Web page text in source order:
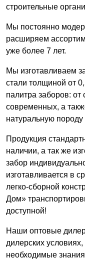
строительные
Мы постоянно
расширяем
уже более 7 лет.
Мы изготавливаем
стали толщиной от
палитра заборов: от
современных, а
натуральную
Продукция
наличии, а так же
забор
изготавливается в
легко-сборной
Дом»
доступной!
Наши оптовые
дилерских
необходимые